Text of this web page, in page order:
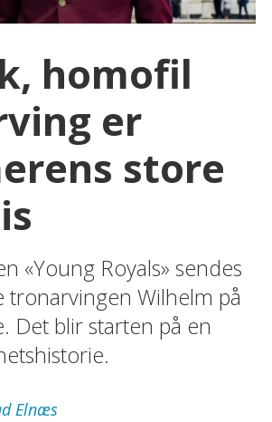
homofil
er
store
«Young Royals» sendes
tronarvingen Wilhelm på
Det blir starten på en
Elnæs